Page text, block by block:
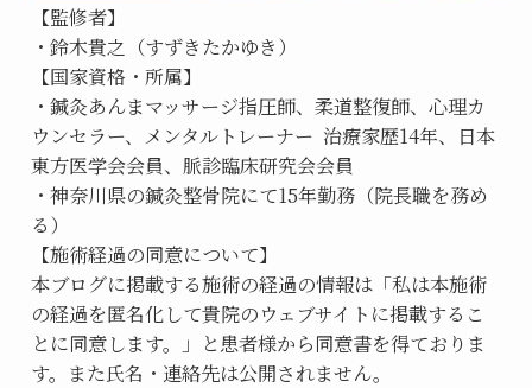
【監修者】
・鈴木貴之（すずきたかゆき）
【国家資格・所属】
・鍼灸あんまマッサージ指圧師、柔道整復師、心理カ
ウンセラー、メンタルトレーナー  治療家歴14年、日本
東方医学会会員、脈診臨床研究会会員
・神奈川県の鍼灸整骨院にて15年勤務（院長職を務め
る）
【施術経過の同意について】
本ブログに掲載する施術の経過の情報は「私は本施術
の経過を匿名化して貴院のウェブサイトに掲載するこ
とに同意します。」と患者様から同意書を得ておりま
す。また氏名・連絡先は公開されません。